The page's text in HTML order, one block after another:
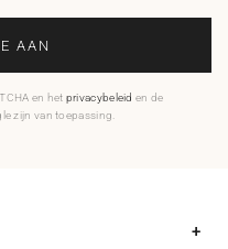
AAN
en het privacybeleid en de
zijn van toepassing.